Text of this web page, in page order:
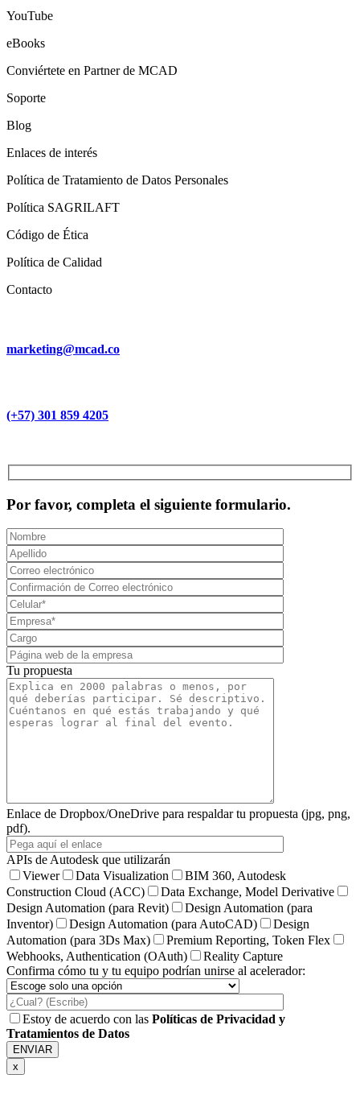
YouTube
eBooks
Conviértete en Partner de MCAD
Soporte
Blog
Enlaces de interés
Política de Tratamiento de Datos Personales
Política SAGRILAFT
Código de Ética
Política de Calidad
Contacto
marketing@mcad.co
(+57) 301 859 4205
Por favor, completa el siguiente formulario.
Tu propuesta
Enlace de Dropbox/OneDrive para respaldar tu propuesta (jpg, png,
pdf).
APIs de Autodesk que utilizarán
Viewer
Data Visualization
BIM 360, Autodesk
Construction Cloud (ACC)
Data Exchange, Model Derivative
Design Automation (para Revit)
Design Automation (para
Inventor)
Design Automation (para AutoCAD)
Design
Automation (para 3Ds Max)
Premium Reporting, Token Flex
Webhooks, Authentication (OAuth)
Reality Capture
Confirma cómo tu y tu equipo podrían unirse al acelerador:
Estoy de acuerdo con las Políticas de Privacidad y
Tratamientos de Datos
x